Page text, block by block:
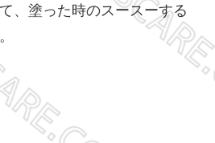
、塗った時のスースーする